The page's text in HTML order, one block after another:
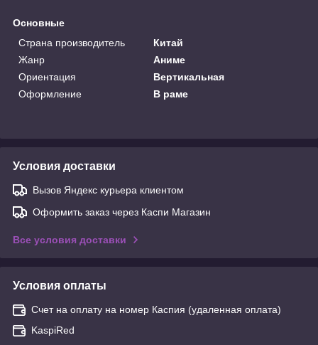
Основные
Страна производитель
Китай
Жанр
Аниме
Ориентация
Вертикальная
Оформление
В раме
Условия доставки
Вызов Яндекс курьера клиентом
Оформить заказ через Каспи Магазин
Все условия доставки
Условия оплаты
Счет на оплату на номер Каспия (удаленная оплата)
KaspiRed